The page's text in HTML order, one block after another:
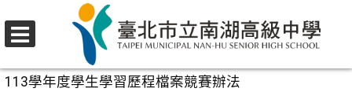
至
要
校園公告
113學年度學生學習歷程檔案競賽辦法
選
單